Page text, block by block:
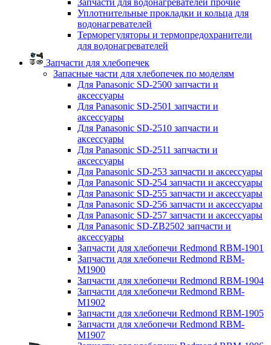
Запчасти для водонагревателей прочие
Уплотнительные прокладки и кольца для
водонагревателей
Терморегуляторы и термопредохранители
для водонагревателей
Запчасти для хлебопечек
Запасные части для хлебопечек по моделям
Для Panasonic SD-2500 запчасти и
аксессуары
Для Panasonic SD-2501 запчасти и
аксессуары
Для Panasonic SD-2510 запчасти и
аксессуары
Для Panasonic SD-2511 запчасти и
аксессуары
Для Panasonic SD-253 запчасти и аксессуары
Для Panasonic SD-254 запчасти и аксессуары
Для Panasonic SD-255 запчасти и аксессуары
Для Panasonic SD-256 запчасти и аксессуары
Для Panasonic SD-257 запчасти и аксессуары
Для Panasonic SD-ZB2502 запчасти и
аксессуары
Запчасти для хлебопечи Redmond RBM-1901
Запчасти для хлебопечи Redmond RBM-
M1900
Запчасти для хлебопечи Redmond RBM-1904
Запчасти для хлебопечи Redmond RBM-
M1902
Запчасти для хлебопечи Redmond RBM-1905
Запчасти для хлебопечи Redmond RBM-
M1907